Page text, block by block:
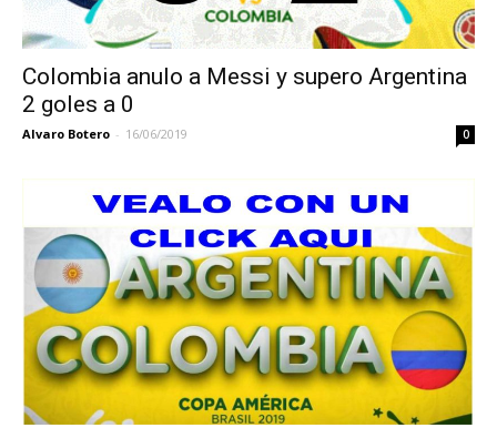
Colombia anulo a Messi y supero Argentina
2 goles a 0
Alvaro Botero - 16/06/2019 0